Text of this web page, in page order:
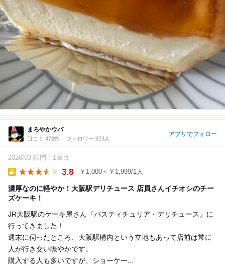
まろやかウバ
口コミ 478件 フォロワー 973人
アプリでフォロー
2026/03 訪問 1回目
3.8 ￥1,000～￥1,999/1人
濃厚なのに軽やか！大阪駅デリチュース 店員さんイチオシのチー
ズケーキ！
JR大阪駅のケーキ屋さん『パスティチュリア・デリチュース』に
行ってきました！
週末に伺ったところ、大阪駅構内という立地もあって店前は常に
人が行き交い賑やかです。
購入する人も多いですが、ショーケー...